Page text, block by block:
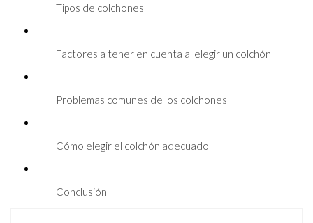
Tipos de colchones
Factores a tener en cuenta al elegir un colchón
Problemas comunes de los colchones
Cómo elegir el colchón adecuado
Conclusión